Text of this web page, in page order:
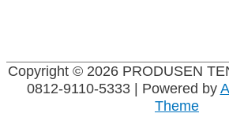
Copyright © 2026 PRODUSEN
0812-9110-5333| Powered by
Theme